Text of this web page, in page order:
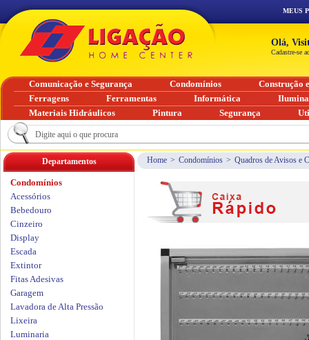
Home > Condomínios > Quadros de Avisos e
Departamentos
Condomínios
Acessórios
Bebedouro
Cinzeiro
Display
Escada
Extintor
Fitas Adesivas
Garagem
Lavadora de Alta Pressão
Lixeira
Luminaria
MEUS
Olá,
Cadastre-se
Comunicação e Segurança Condomínios
Construção
Ferragens
Ferramentas Informática
Materiais Hidráulicos
Pintura Segurança